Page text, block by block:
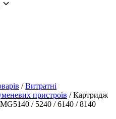
/Витратні
пристроїв / Картридж
/ 5240 / 6140 / 8140